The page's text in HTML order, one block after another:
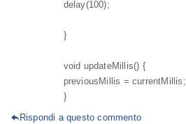
delay(100);
}
void updateMillis() {
previousMillis = currentMillis;
}
Rispondi a questo commento